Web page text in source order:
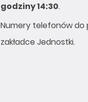
godziny 14:30.
Numery telefonów do
zakładce Jednostki.